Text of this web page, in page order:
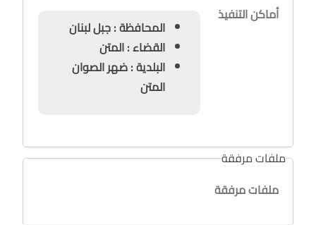
أماكن التنفيذ
المحافظة : جبل لبنان
القضاء : المتن
البلدية : ضهر الصوان
المتن
ملفات مرفقة
ملفات مرفقة